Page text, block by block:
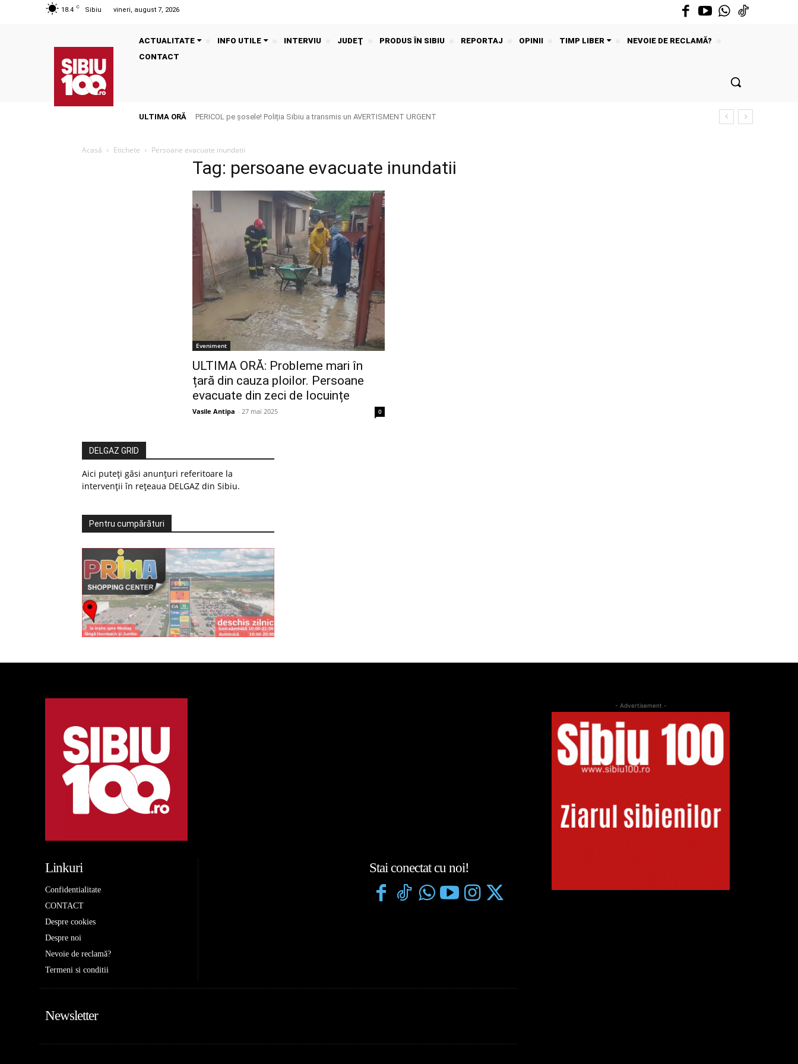
18.4 C Sibiu vineri, august 7, 2026
ACTUALITATE INFO UTILE INTERVIU JUDEŢ PRODUS ÎN SIBIU REPORTAJ OPINII TIMP LIBER
NEVOIE DE RECLAMĂ?
CONTACT
ULTIMA ORĂ PERICOL pe șosele! Poliția Sibiu a transmis un AVERTISMENT URGENT
Acasă Etichete Persoane evacuate inundatii
Tag: persoane evacuate inundatii
Eveniment
ULTIMA ORĂ: Probleme mari în
țară din cauza ploilor. Persoane
evacuate din zeci de locuințe
Vasile Antipa - 27 mai 2025 0
DELGAZ GRID
Aici puteți găsi anunțuri referitoare la
intervenții în rețeaua DELGAZ din Sibiu.
Pentru cumpărături
Linkuri
Confidentialitate
CONTACT
Despre cookies
Despre noi
Nevoie de reclamă?
Termeni si conditii
Stai conectat cu noi!
Newsletter
- Advertisement -